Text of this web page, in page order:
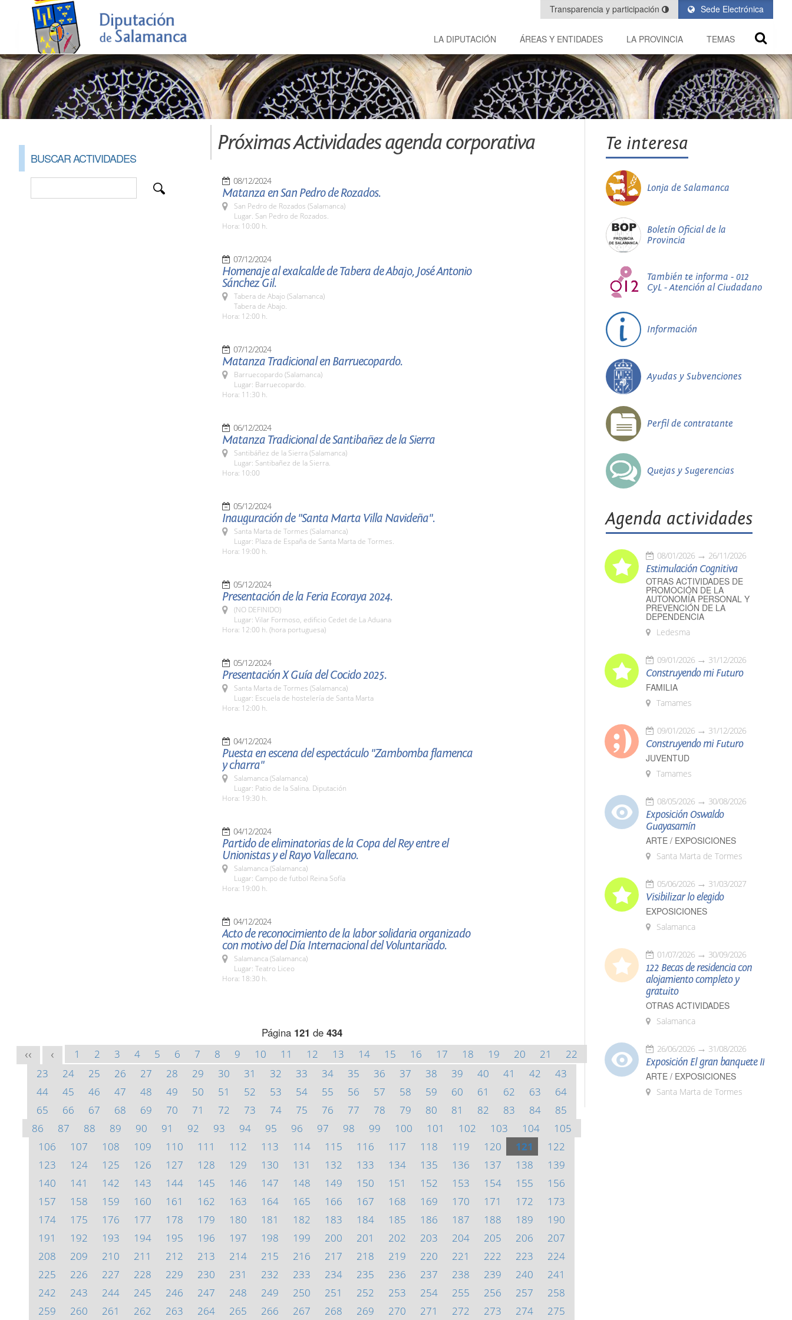
Sede Electrónica
Transparencia y participación
LA DIPUTACIÓN ÁREAS Y ENTIDADES LA PROVINCIA TEMAS
BUSCAR ACTIVIDADES
Próximas Actividades agenda corporativa
08/12/2024
Matanza en San Pedro de Rozados.
San Pedro de Rozados (Salamanca)
Lugar. San Pedro de Rozados.
Hora: 10:00 h.
07/12/2024
Homenaje al exalcalde de Tabera de Abajo, José Antonio
Sánchez Gil.
Tabera de Abajo (Salamanca)
Tabera de Abajo.
Hora: 12:00 h.
07/12/2024
Matanza Tradicional en Barruecopardo.
Barruecopardo (Salamanca)
Lugar: Barruecopardo.
Hora: 11:30 h.
06/12/2024
Matanza Tradicional de Santibañez de la Sierra
Santibáñez de la Sierra (Salamanca)
Lugar: Santibañez de la Sierra.
Hora: 10:00
05/12/2024
Inauguración de "Santa Marta Villa Navideña".
Santa Marta de Tormes (Salamanca)
Lugar: Plaza de España de Santa Marta de Tormes.
Hora: 19:00 h.
05/12/2024
Presentación de la Feria Ecoraya 2024.
(NO DEFINIDO)
Lugar: Vilar Formoso, edificio Cedet de La Aduana
Hora: 12:00 h. (hora portuguesa)
05/12/2024
Presentación X Guía del Cocido 2025.
Santa Marta de Tormes (Salamanca)
Lugar: Escuela de hostelería de Santa Marta
Hora: 12:00 h.
04/12/2024
Puesta en escena del espectáculo "Zambomba flamenca
y charra"
Salamanca (Salamanca)
Lugar: Patio de la Salina. Diputación
Hora: 19:30 h.
04/12/2024
Partido de eliminatorias de la Copa del Rey entre el
Unionistas y el Rayo Vallecano.
Salamanca (Salamanca)
Lugar: Campo de futbol Reina Sofía
Hora: 19:00 h.
04/12/2024
Acto de reconocimiento de la labor solidaria organizado
con motivo del Día Internacional del Voluntariado.
Salamanca (Salamanca)
Lugar: Teatro Liceo
Hora: 18:30 h.
Página 121 de 434
<< < 1 2 3 4 5 6 7 8 9 10 11 12 13 14 15 16 17 18 19 20 21
22
23
24 25 26 27 28 29 30 31 32 33 34 35 36 37 38 39 40 41 42
43
44
45 46 47 48 49 50 51 52 53 54 55 56 57 58 59 60 61 62 63
64
65
66 67 68 69 70 71 72 73 74 75 76 77 78 79 80 81 82 83 84
85
86
87 88 89 90 91 92 93 94 95 96 97 98 99 100 101 102 103 104
105
106
107 108 109 110 111 112 113 114 115 116 117 118 119 120 121
122
123
124 125 126 127 128 129 130 131 132 133 134 135 136 137 138
139
140
141 142 143 144 145 146 147 148 149 150 151 152 153 154 155
156
157
158 159 160 161 162 163 164 165 166 167 168 169 170 171 172
173
174
175 176 177 178 179 180 181 182 183 184 185 186 187 188 189
190
191
192 193 194 195 196 197 198 199 200 201 202 203 204 205 206
207
208
209 210 211 212 213 214 215 216 217 218 219 220 221 222 223
224
225
226 227 228 229 230 231 232 233 234 235 236 237 238 239 240
241
242
243 244 245 246 247 248 249 250 251 252 253 254 255 256 257
258
259
260 261 262 263 264 265 266 267 268 269 270 271 272 273 274 275
Te interesa
Lonja de Salamanca
Boletín Oficial de la
Provincia
También te informa - 012
CyL - Atención al Ciudadano
Información
Ayudas y Subvenciones
Perfil de contratante
Quejas y Sugerencias
Agenda actividades
08/01/2026 26/11/2026
Estimulación Cognitiva
OTRAS ACTIVIDADES DE
PROMOCIÓN DE LA
AUTONOMÍA PERSONAL Y
PREVENCIÓN DE LA
DEPENDENCIA
Ledesma
09/01/2026 31/12/2026
Construyendo mi Futuro
FAMILIA
Tamames
09/01/2026 31/12/2026
Construyendo mi Futuro
JUVENTUD
Tamames
08/05/2026 30/08/2026
Exposición Oswaldo
Guayasamín
ARTE / EXPOSICIONES
Santa Marta de Tormes
05/06/2026 31/03/2027
Visibilizar lo elegido
EXPOSICIONES
Salamanca
01/07/2026 30/09/2026
122 Becas de residencia con
alojamiento completo y
gratuito
OTRAS ACTIVIDADES
Salamanca
26/06/2026 31/08/2026
Exposición El gran banquete II
ARTE / EXPOSICIONES
Santa Marta de Tormes